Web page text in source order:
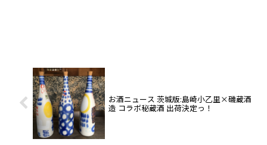
お酒ニュース 茨城版:島崎小乙里×磯蔵酒
造 コラボ秘蔵酒 出荷決定っ！